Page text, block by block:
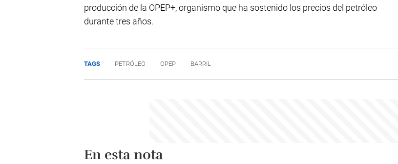
producción de la OPEP+, organismo que ha sostenido los precios del petróleo
durante tres años.
TAGS PETRÓLEO OPEP BARRIL
En esta nota